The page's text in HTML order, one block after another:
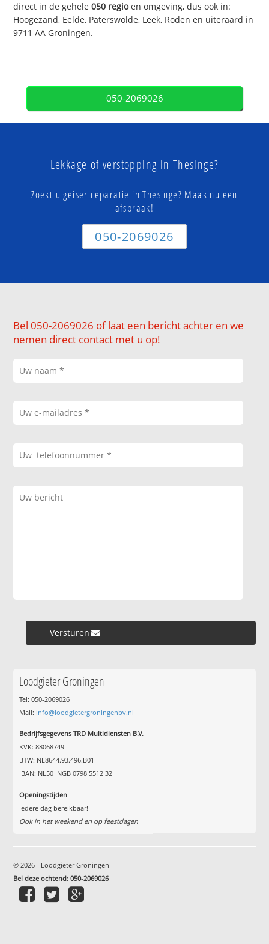
direct in de gehele050 regioen omgeving, dus ook in:
Hoogezand, Eelde, Paterswolde, Leek, Roden en uiteraard in
9711 AA Groningen.
050-2069026
Lekkage of verstopping in Thesinge?
Zoekt u geiser reparatie in Thesinge? Maak nu een
afspraak!
050-2069026
Bel 050-2069026 of laat een bericht achter en we
nemen direct contact met u op!
Versturen »
Loodgieter Groningen
Tel: 050-2069026
Mail: info@loodgietergroningenbv.nl
Bedrijfsgegevens TRD Multidiensten B.V.
KVK: 88068749
BTW: NL8644.93.496.B01
IBAN: NL50 INGB 0798 5512 32
Openingstijden
Iedere dag bereikbaar!
Ook in het weekend en op feestdagen
© 2026 - Loodgieter Groningen
Bel deze ochtend:050-2069026